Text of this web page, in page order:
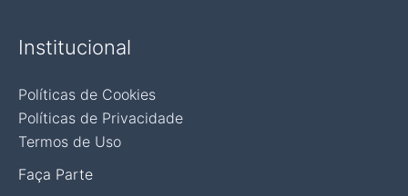
Institucional
Políticas de Cookies
Políticas de Privacidade
Termos de Uso
Faça Parte